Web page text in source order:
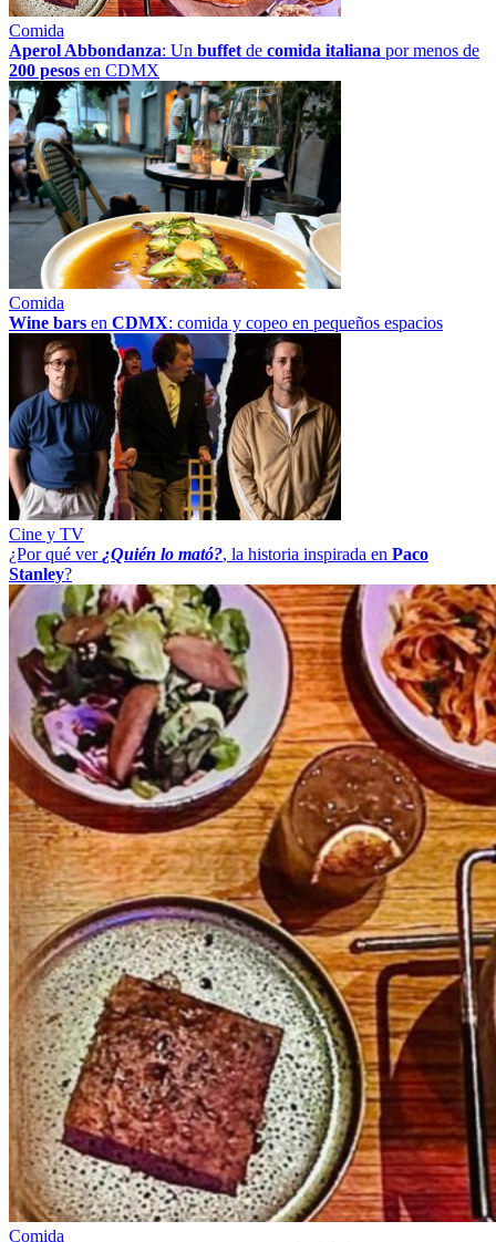
Comida
Aperol Abbondanza: Un buffet de comida italiana por menos de
200 pesos en CDMX
Comida
Wine bars en CDMX: comida y copeo en pequeños espacios
Cine y TV
¿Por qué ver ¿Quién lo mató?, la historia inspirada en Paco
Stanley?
Comida